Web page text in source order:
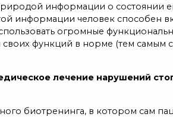
информации о состоянии
информации человек способен
огромные
функций в норме (тем самым
лечение нарушений
биотренинга, в котором сам